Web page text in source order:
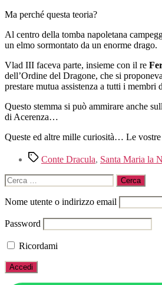
Ma perché questa teoria?
Al centro della tomba napoletana
un elmo sormontato da un enorme drago.
Vlad III faceva parte, insieme con il re
dell’Ordine del Dragone, che si
prestare mutua assistenza a tutti i membri
Questo stemma si può ammirare anche
di Acerenza…
Queste ed altre mille curiosità… Le vostre
TagConte Dracula, Santa Maria la
Cerca:
Nome utente o indirizzo email
Password
Ricordami